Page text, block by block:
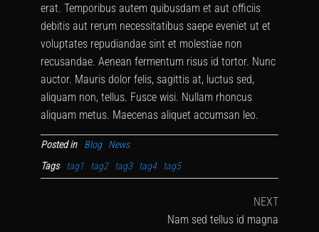
erat. Temporibus autem quibusdam et aut officiis
debitis aut rerum necessitatibus saepe eveniet ut et
voluptates repudiandae sint et molestiae non
recusandae. Aenean fermentum risus id tortor. Nunc
auctor. Mauris dolor felis, sagittis at, luctus sed,
aliquam non, tellus. Fusce wisi. Nullam rhoncus
aliquam metus. Maecenas aliquet accumsan leo.
Posted in Blog
News
Tags
tag1 tag2 tag3 tag4 tag5
NEXT
Nam sed tellus id magna